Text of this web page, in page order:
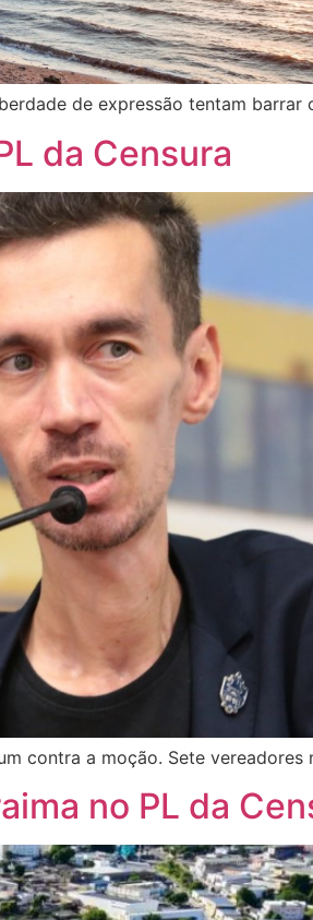
de expressão tentam barrar
da Censura
contra a moção. Sete vereadores
no PL da